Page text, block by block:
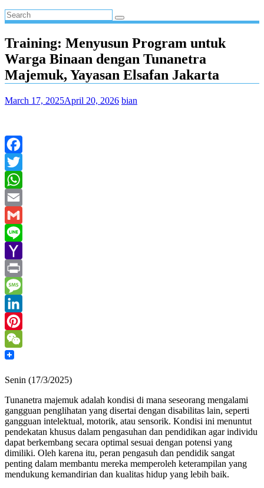
Training: Menyusun Program untuk
Warga Binaan dengan Tunanetra
Majemuk, Yayasan Elsafan Jakarta
March 17, 2025April 20, 2026 bian
Facebook
Twitter
WhatsApp
Email
Gmail
Line
Yahoo
Mail
Print
Message
LinkedIn
Pinterest
WeChat
Senin (17/3/2025)
Tunanetra majemuk adalah kondisi di mana seseorang mengalami
gangguan penglihatan yang disertai dengan disabilitas lain, seperti
gangguan intelektual, motorik, atau sensorik. Kondisi ini menuntut
pendekatan khusus dalam pengasuhan dan pendidikan agar individu
dapat berkembang secara optimal sesuai dengan potensi yang
dimiliki. Oleh karena itu, peran pengasuh dan pendidik sangat
penting dalam membantu mereka memperoleh keterampilan yang
mendukung kemandirian dan kualitas hidup yang lebih baik.